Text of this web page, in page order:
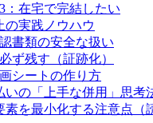
：在宅で完結したい
の実践ノウハウ
書類の安全な扱い
ず残す（証跡化）
シートの作り方
いの「上手な併用」思考
素を最小化する注意点（